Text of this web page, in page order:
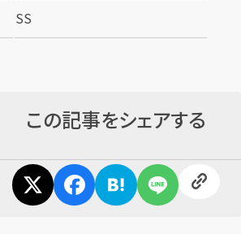
SS
この記事をシェアする